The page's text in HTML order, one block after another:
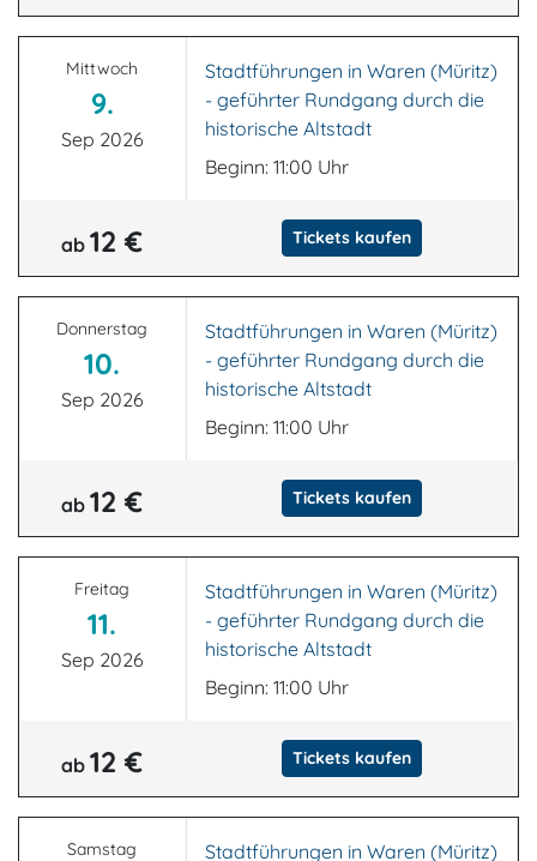
Mittwoch
9.
Sep 2026
Stadtführungen in Waren (Müritz)
- geführter Rundgang durch die
historische Altstadt
Beginn: 11:00 Uhr
ab12 € Tickets kaufen
Donnerstag
10.
Sep 2026
Stadtführungen in Waren (Müritz)
- geführter Rundgang durch die
historische Altstadt
Beginn: 11:00 Uhr
ab12 € Tickets kaufen
Freitag
11.
Sep 2026
Stadtführungen in Waren (Müritz)
- geführter Rundgang durch die
historische Altstadt
Beginn: 11:00 Uhr
ab12 € Tickets kaufen
Samstag Stadtführungen in Waren (Müritz)